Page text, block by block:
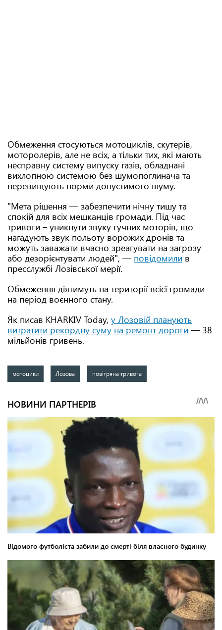
Обмеження стосуються мотоциклів, скутерів,
моторолерів, але не всіх, а тільки тих, які мають
несправну систему випуску газів, обладнані
вихлопною системою без шумопоглинача та
перевищують норми допустимого шуму.
"Мета рішення — забезпечити нічну тишу та
спокій для всіх мешканців громади. Під час
тривоги – уникнути звуку гучних моторів, що
нагадують звук польоту ворожих дронів та
можуть заважати вчасно зреагувати на загрозу
або дезорієнтувати людей", — повідомили в
пресслужбі Лозівської мерії.
Обмеження діятимуть на території всієї громади
на період воєнного стану.
Як писав KHARKIV Today, у Лозовій планують
витратити рекордну суму на ремонт дороги — 38
мільйонів гривень.
мотоцикл Лозова повітряна тривога